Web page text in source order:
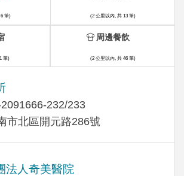
筆)
232/233
市北區開元路286號
法人奇美醫院
(2 公里以內, 共 13 筆)
筆)
周邊餐飲
(2 公里以內, 共 46 筆)